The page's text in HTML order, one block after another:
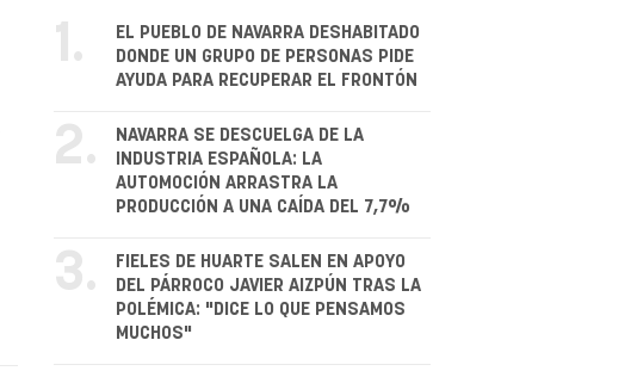
1.
EL PUEBLO DE NAVARRA DESHABITADO
DONDE UN GRUPO DE PERSONAS PIDE
AYUDA PARA RECUPERAR EL FRONTÓN
2.
NAVARRA SE DESCUELGA DE LA
INDUSTRIA ESPAÑOLA: LA
AUTOMOCIÓN ARRASTRA LA
PRODUCCIÓN A UNA CAÍDA DEL 7,7%
3.
FIELES DE HUARTE SALEN EN APOYO
DEL PÁRROCO JAVIER AIZPÚN TRAS LA
POLÉMICA: "DICE LO QUE PENSAMOS
MUCHOS"